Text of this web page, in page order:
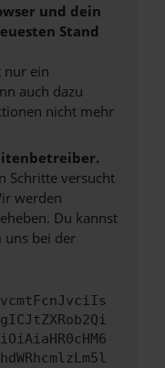
und dein
Stand
nur ein
auch dazu
nicht mehr
Schritte versucht
werden
Du kannst
uns bei der